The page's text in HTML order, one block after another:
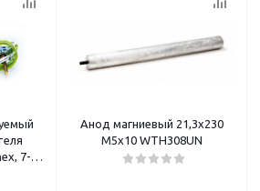
7-80
Анод магниевый 21,3х230
М5х10 WTH308UN